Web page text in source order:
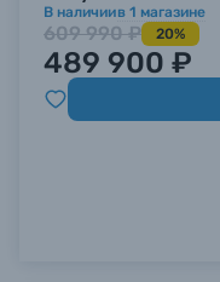
В наличиив 1 магазине
609 990 ₽ 20%
489 900 ₽